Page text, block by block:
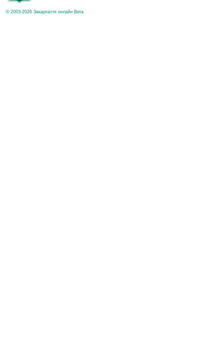
© 2003-2026 Закарпаття онлайн Beta